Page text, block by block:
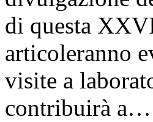
di questa
articoleranno
visite a
contribuirà a…